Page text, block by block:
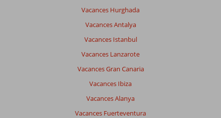
Vacances Hurghada
Vacances Antalya
Vacances Istanbul
Vacances Lanzarote
Vacances Gran Canaria
Vacances Ibiza
Vacances Alanya
Vacances Fuerteventura